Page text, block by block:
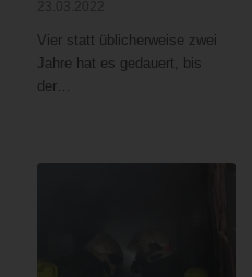
Vier statt üblicherweise zwei
Jahre hat es gedauert, bis
der…